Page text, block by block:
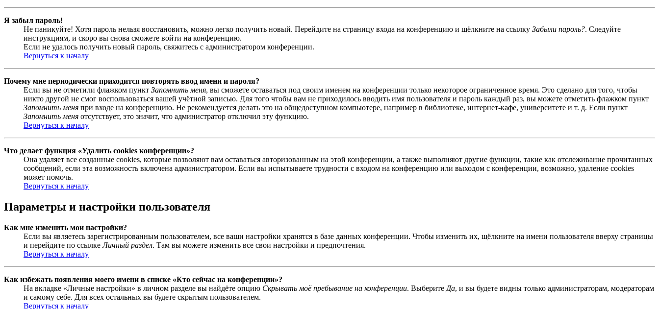
Я забыл пароль!
Не паникуйте! Хотя пароль нельзя восстановить, можно легко получить новый. Перейдите на страницу входа на конференцию и щёлкните на ссылку Забыли пароль?. Следуйте
инструкциям, и скоро вы снова сможете войти на конференцию.
Если не удалось получить новый пароль, свяжитесь с администратором конференции.
Вернуться к началу
Почему мне периодически приходится повторять ввод имени и пароля?
Если вы не отметили флажком пункт Запомнить меня, вы сможете оставаться под своим именем на конференции только некоторое ограниченное время. Это сделано для того, чтобы
никто другой не смог воспользоваться вашей учётной записью. Для того чтобы вам не приходилось вводить имя пользователя и пароль каждый раз, вы можете отметить флажком пункт
Запомнить меня при входе на конференцию. Не рекомендуется делать это на общедоступном компьютере, например в библиотеке, интернет-кафе, университете и т. д. Если пункт
Запомнить меня отсутствует, это значит, что администратор отключил эту функцию.
Вернуться к началу
Что делает функция «Удалить cookies конференции»?
Она удаляет все созданные cookies, которые позволяют вам оставаться авторизованным на этой конференции, а также выполняют другие функции, такие как отслеживание прочитанных
сообщений, если эта возможность включена администратором. Если вы испытываете трудности с входом на конференцию или выходом с конференции, возможно, удаление cookies
может помочь.
Вернуться к началу
Параметры и настройки пользователя
Как мне изменить мои настройки?
Если вы являетесь зарегистрированным пользователем, все ваши настройки хранятся в базе данных конференции. Чтобы изменить их, щёлкните на имени пользователя вверху страницы
и перейдите по ссылкеЛичный раздел. Там вы можете изменить все свои настройки и предпочтения.
Вернуться к началу
Как избежать появления моего имени в списке «Кто сейчас на конференции»?
На вкладке «Личные настройки» в личном разделе вы найдёте опцию Скрывать моё пребывание на конференции. Выберите Да, и вы будете видны только администраторам, модераторам
и самому себе. Для всех остальных вы будете скрытым пользователем.
Вернуться к началу